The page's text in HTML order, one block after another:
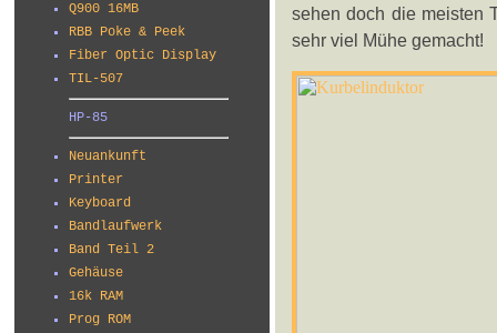
Q900 16MB
RBB Poke & Peek
Fiber Optic Display
TIL-507
HP-85
Neuankunft
Printer
Keyboard
Bandlaufwerk
Band Teil 2
Gehäuse
16k RAM
Prog ROM
sehen doch die meisten
sehr viel Mühe gemacht!